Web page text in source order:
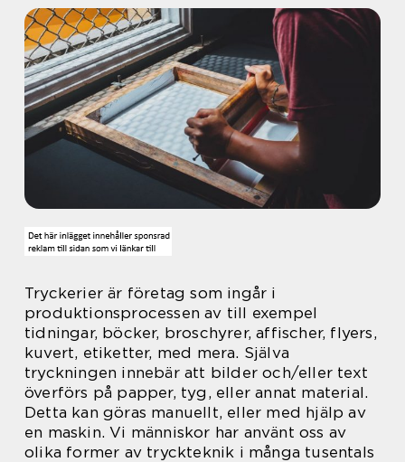
Tryckerier är företag som ingår i
produktionsprocessen av till exempel
tidningar, böcker, broschyrer, affischer, flyers,
kuvert, etiketter, med mera. Själva
tryckningen innebär att bilder och/eller text
överförs på papper, tyg, eller annat material.
Detta kan göras manuellt, eller med hjälp av
en maskin. Vi människor har använt oss av
olika former av tryckteknik i många tusentals